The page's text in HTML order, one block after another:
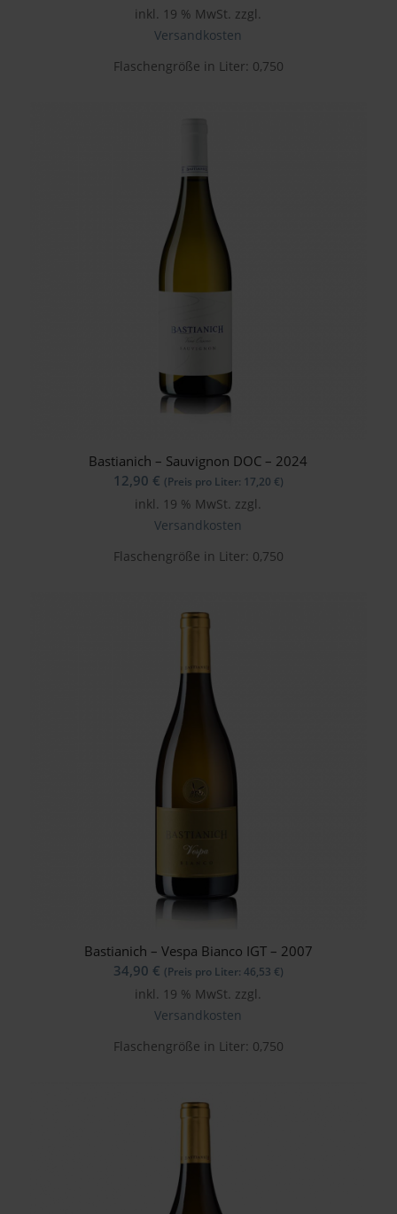
inkl. 19 % MwSt. zzgl.
Versandkosten
Flaschengröße in Liter: 0,750
Bastianich – Sauvignon DOC – 2024
12,90 € (Preis pro Liter: 17,20 €)
inkl. 19 % MwSt. zzgl.
Versandkosten
Flaschengröße in Liter: 0,750
Bastianich – Vespa Bianco IGT – 2007
34,90 € (Preis pro Liter: 46,53 €)
inkl. 19 % MwSt. zzgl.
Versandkosten
Flaschengröße in Liter: 0,750